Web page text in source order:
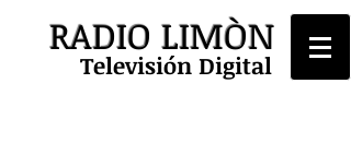
RADIO LIMÒN
Televisión Digital